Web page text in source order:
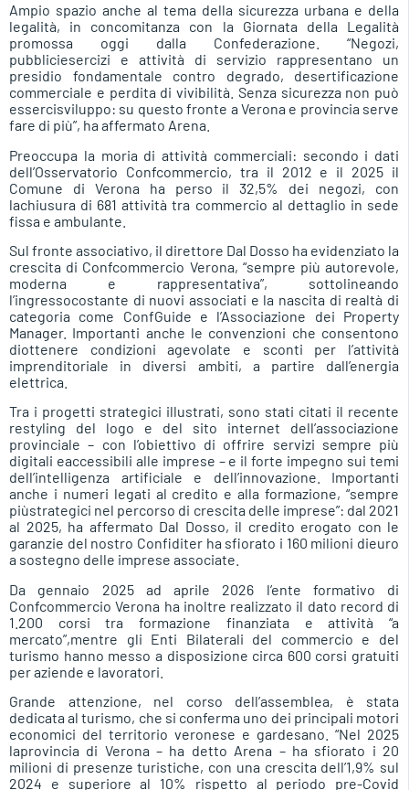
Ampio spazio anche al tema della sicurezza urbana e della
legalità, in concomitanza con la Giornata della Legalità
promossa oggi dalla Confederazione. “Negozi,
pubbliciesercizi e attività di servizio rappresentano un
presidio fondamentale contro degrado, desertificazione
commerciale e perdita di vivibilità. Senza sicurezza non può
essercisviluppo: su questo fronte a Verona e provincia serve
fare di più”, ha affermato Arena.
Preoccupa la moria di attività commerciali: secondo i dati
dell’Osservatorio Confcommercio, tra il 2012 e il 2025 il
Comune di Verona ha perso il 32,5% dei negozi, con
lachiusura di 681 attività tra commercio al dettaglio in sede
fissa e ambulante.
Sul fronte associativo, il direttore Dal Dosso ha evidenziato la
crescita di Confcommercio Verona, “sempre più autorevole,
moderna e rappresentativa”, sottolineando
l’ingressocostante di nuovi associati e la nascita di realtà di
categoria come ConfGuide e l’Associazione dei Property
Manager. Importanti anche le convenzioni che consentono
diottenere condizioni agevolate e sconti per l’attività
imprenditoriale in diversi ambiti, a partire dall’energia
elettrica.
Tra i progetti strategici illustrati, sono stati citati il recente
restyling del logo e del sito internet dell’associazione
provinciale – con l’obiettivo di offrire servizi sempre più
digitali eaccessibili alle imprese – e il forte impegno sui temi
dell’intelligenza artificiale e dell’innovazione. Importanti
anche i numeri legati al credito e alla formazione, “sempre
piùstrategici nel percorso di crescita delle imprese”: dal 2021
al 2025, ha affermato Dal Dosso, il credito erogato con le
garanzie del nostro Confiditer ha sfiorato i 160 milioni dieuro
a sostegno delle imprese associate.
Da gennaio 2025 ad aprile 2026 l’ente formativo di
Confcommercio Verona ha inoltre realizzato il dato record di
1.200 corsi tra formazione finanziata e attività “a
mercato”,mentre gli Enti Bilaterali del commercio e del
turismo hanno messo a disposizione circa 600 corsi gratuiti
per aziende e lavoratori.
Grande attenzione, nel corso dell’assemblea, è stata
dedicata al turismo, che si conferma uno dei principali motori
economici del territorio veronese e gardesano. “Nel 2025
laprovincia di Verona – ha detto Arena – ha sfiorato i 20
milioni di presenze turistiche, con una crescita dell’1,9% sul
2024 e superiore al 10% rispetto al periodo pre-Covid